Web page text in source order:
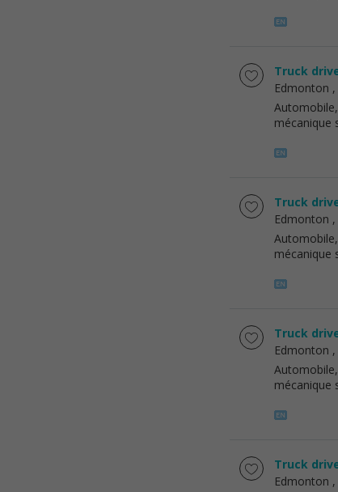
Truck
Edmonton
mécanique
Truck
Edmonton
mécanique
Truck
Edmonton
mécanique
Truck
Edmonton